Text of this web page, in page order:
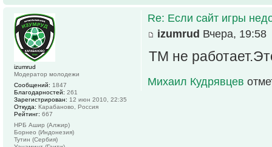
Re: Если сайт игры
izumrud Вчера, 19:58
ТМ не
Михаил Кудрявцев
izumrud
Модератор молодежи
Сообщений: 1847
Благодарностей: 261
Зарегистрирован: 12 июн 2010, 22:35
Откуда: Карабаново, Россия
Рейтинг: 667
НРБ Ашир (Алжир)
Борнео (Индонезия)
Тутин (Сербия)